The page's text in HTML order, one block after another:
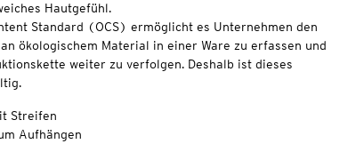
Hautgefühl.
Standard (OCS) ermöglicht es Unternehmen den
ökologischem Material in einer Ware zu erfassen und
weiter zu verfolgen. Deshalb ist dieses
Streifen
Aufhängen